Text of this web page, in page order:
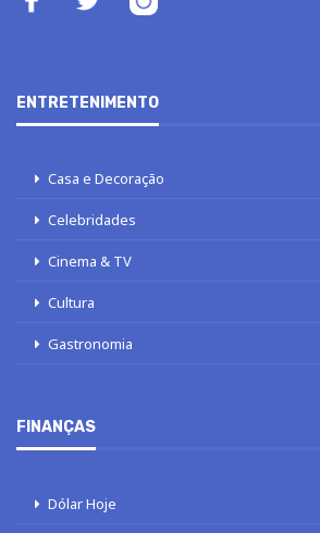
ENTRETENIMENTO
Casa e Decoração
Celebridades
Cinema & TV
Cultura
Gastronomia
FINANÇAS
Dólar Hoje